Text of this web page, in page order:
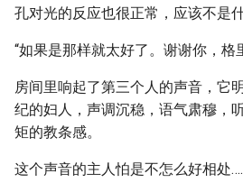
孔对光的反应也很正常，应该不是
“如果是那样就太好了。谢谢你，格
房间里响起了第三个人的声音，它
纪的妇人，声调沉稳，语气肃穆，
矩的教条感。
这个声音的主人怕是不怎么好相处